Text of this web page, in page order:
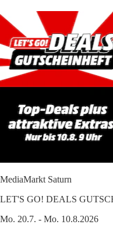
MediaMarkt Saturn
LET'S GO! DEALS
Mo. 20.7. - Mo. 10.8.2026